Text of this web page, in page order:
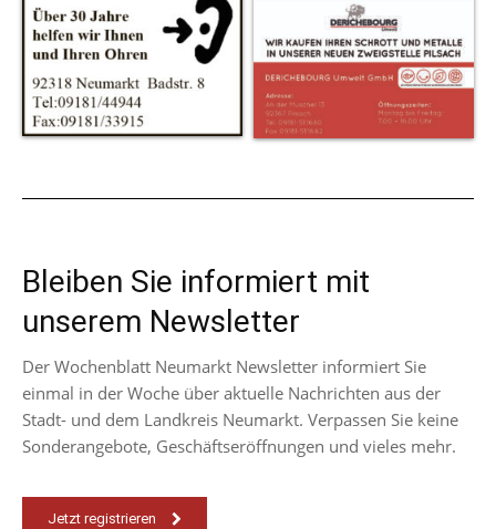
Bleiben Sie informiert mit
unserem Newsletter
Der Wochenblatt Neumarkt Newsletter informiert Sie
einmal in der Woche über aktuelle Nachrichten aus der
Stadt- und dem Landkreis Neumarkt. Verpassen Sie keine
Sonderangebote, Geschäftseröffnungen und vieles mehr.
Jetzt registrieren